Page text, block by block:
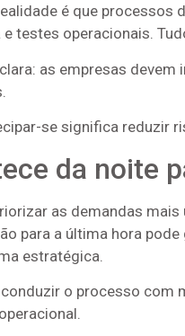
é que
testes operacionais.
as empresas
se significa reduzir
da noite
as demandas
para a última hora
estratégica.
o processo